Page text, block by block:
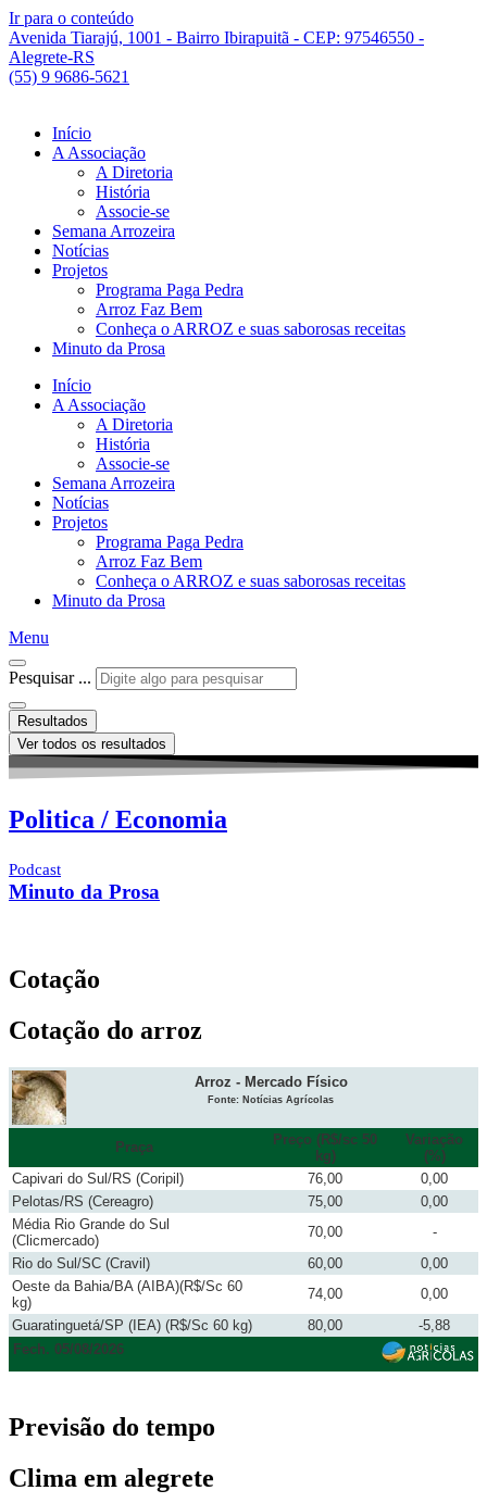
Ir para o conteúdo
Avenida Tiarajú, 1001 - Bairro Ibirapuitã - CEP: 97546550 -
Alegrete-RS
(55) 9 9686-5621
Início
A Associação
A Diretoria
História
Associe-se
Semana Arrozeira
Notícias
Projetos
Programa Paga Pedra
Arroz Faz Bem
Conheça o ARROZ e suas saborosas receitas
Minuto da Prosa
Início
A Associação
A Diretoria
História
Associe-se
Semana Arrozeira
Notícias
Projetos
Programa Paga Pedra
Arroz Faz Bem
Conheça o ARROZ e suas saborosas receitas
Minuto da Prosa
Menu
Pesquisar ...
Resultados
Ver todos os resultados
Politica / Economia
Podcast
Minuto da Prosa
Cotação
Cotação do arroz
Arroz - Mercado Físico
Fonte: Notícias Agrícolas
Praça
Preço (R$/sc 50
kg)
Variação
(%)
Capivari do Sul/RS (Coripil)
76,00
0,00
Pelotas/RS (Cereagro)
75,00
0,00
Média Rio Grande do Sul
(Clicmercado)
70,00
-
Rio do Sul/SC (Cravil)
60,00
0,00
Oeste da Bahia/BA (AIBA)(R$/Sc 60
kg)
74,00
0,00
Guaratinguetá/SP (IEA) (R$/Sc 60 kg)
80,00
-5,88
Fech. 05/08/2026
Previsão do tempo
Clima em alegrete